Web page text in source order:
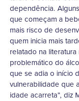
dependência.
que começam a
mais risco de
quem inicia mais
relatado na
problemático do
que se adia o início
vulnerabilidade que
idade acarreta”, diz